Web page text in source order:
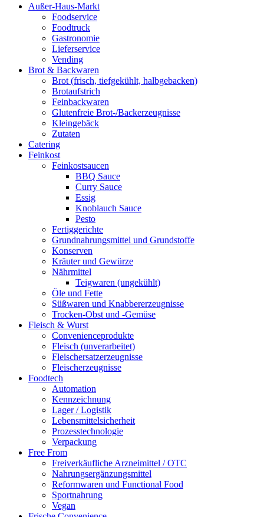
Außer-Haus-Markt
Foodservice
Foodtruck
Gastronomie
Lieferservice
Vending
Brot & Backwaren
Brot (frisch, tiefgekühlt, halbgebacken)
Brotaufstrich
Feinbackwaren
Glutenfreie Brot-/Backerzeugnisse
Kleingebäck
Zutaten
Catering
Feinkost
Feinkostsaucen
BBQ Sauce
Curry Sauce
Essig
Knoblauch Sauce
Pesto
Fertiggerichte
Grundnahrungsmittel und Grundstoffe
Konserven
Kräuter und Gewürze
Nährmittel
Teigwaren (ungekühlt)
Öle und Fette
Süßwaren und Knabbererzeugnisse
Trocken-Obst und -Gemüse
Fleisch & Wurst
Convenienceprodukte
Fleisch (unverarbeitet)
Fleischersatzerzeugnisse
Fleischerzeugnisse
Foodtech
Automation
Kennzeichnung
Lager / Logistik
Lebensmittelsicherheit
Prozesstechnologie
Verpackung
Free From
Freiverkäufliche Arzneimittel / OTC
Nahrungsergänzungsmittel
Reformwaren und Functional Food
Sportnahrung
Vegan